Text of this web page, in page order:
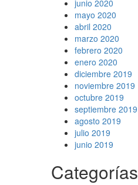
junio 2020
mayo 2020
abril 2020
marzo 2020
febrero 2020
enero 2020
diciembre 2019
noviembre 2019
octubre 2019
septiembre 2019
agosto 2019
julio 2019
junio 2019
Categorías